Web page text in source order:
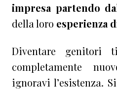
impresa partendo
della loro esperienza
Diventare genitori
completamente
ignoravi l’esistenza.